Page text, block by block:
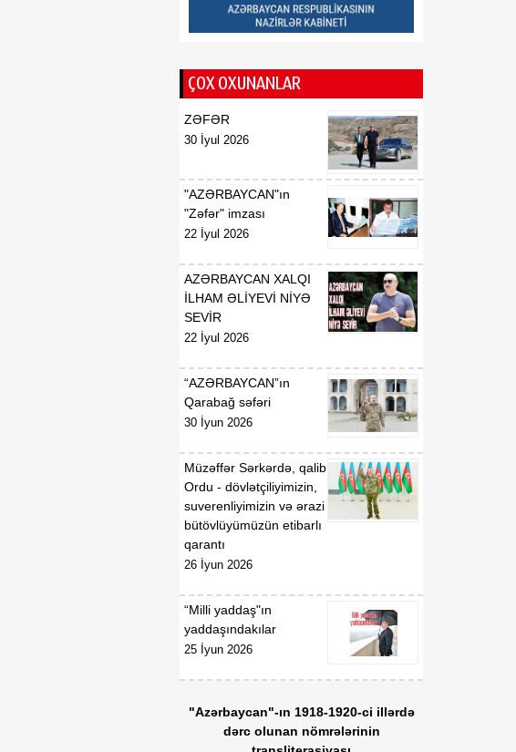
edilməsi haqqında
Azərbaycan
Respublikasının UNESCO
nümayəndəsi vəzifəsindən
geri çağırılması haqqında
07 Avqust
F.N.İsmayılovun
Azərbaycan
Respublikasının Avropa
nümayəndəsi vəzifəsindən
geri çağırılması haqqında
07 Avqust
Azərbaycan Respublikası
Respublikasının Kosmik
Agentliyi (Azərkosmos)"
publik hüquqi şəxsin
yaradılması haqqında"
1326 nömrəli,
"Azərbaycan Nəqliyyat və
Kommunikasiya Holdinqi
(AZCON)" publik hüquqi
şəxsin Nizamnaməsinin
təsdiqi və bununla
tənzimlənməsi haqqında"
2025-ci il 15 yanvar tarixli
286 nömrəli fərmanlarında
və "Azərbaycan Hava
Yolları" Qapalı Səhmdar
haqqında" 2008-ci il 16
aprel tarixli 2761 nömrəli,
00:48
ÇOX OXUNANLAR
ZƏFƏR
30 İyul 2026
"AZƏRBAYCAN"ın
"Zəfər" imzası
22 İyul 2026
AZƏRBAYCAN XALQI
İLHAM ƏLİYEVİ NİYƏ
SEVİR
22 İyul 2026
“AZƏRBAYCAN”ın
Qarabağ səfəri
30 İyun 2026
Müzəffər Sərkərdə, qalib
Ordu - dövlətçiliyimizin,
suverenliyimizin və ərazi
bütövlüyümüzün etibarlı
qarantı
26 İyun 2026
“Milli yaddaş"ın
yaddaşındakılar
25 İyun 2026
"Azərbaycan"-ın 1918-1920-ci illərdə
dərc olunan nömrələrinin